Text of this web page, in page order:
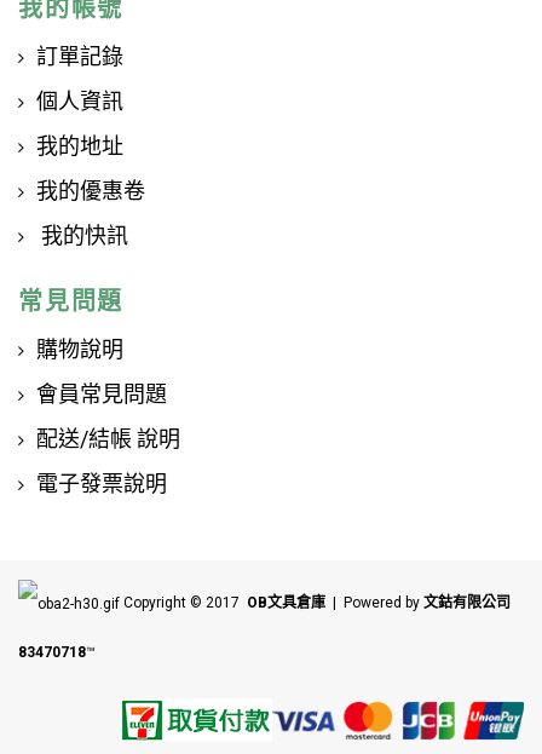
我的帳號
訂單記錄
個人資訊
我的地址
我的優惠卷
我的快訊
常見問題
購物說明
會員常見問題
配送/結帳 說明
電子發票說明
Copyright © 2017 OB文具倉庫 | Powered by 文鈷有限公司
83470718™